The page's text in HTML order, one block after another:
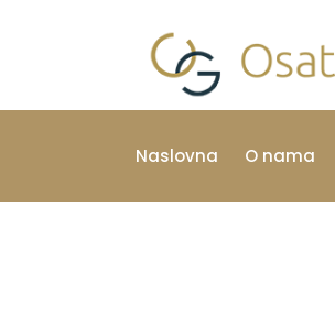
Naslovna O nama